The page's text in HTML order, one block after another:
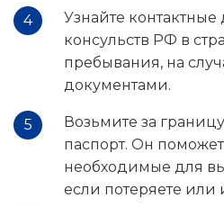
Узнайте
консульств РФ в
пребывания, на
документами.
Возьмите за
паспорт. Он
необходимые для
если потеряете или